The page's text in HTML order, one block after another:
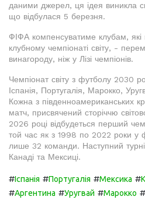
даними джерел, ця ідея виникла
що відбулася 5 березня.
ФІФА компенсуватиме клубам, які
клубному чемпіонаті світу, -
винагороду, ніж у Лізі чемпіонів.
Чемпіонат світу з футболу 2030
Іспанія, Португалія, Марокко,
Кожна з південноамериканських
матч, присвячений сторіччю
2026 році відбудеться перший
той час як з 1998 по 2022 роки у
лише 32 команди. Наступний
Канаді та Мексиці.
#Іспанія #Португалія #Мексика #
#Аргентина #Уругвай #Марокко #